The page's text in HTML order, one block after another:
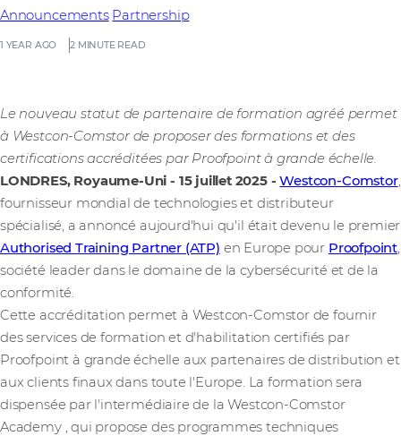
1 YEAR AGO 2 MINUTE READ
Announcements Partnership
Le nouveau statut de partenaire de formation agréé permet
à Westcon-Comstor de proposer des formations et des
certifications accréditées par Proofpoint à grande échelle.
LONDRES, Royaume-Uni - 15 juillet 2025 -Westcon-Comstor,
fournisseur mondial de technologies et distributeur
spécialisé, a annoncé aujourd'hui qu'il était devenu le premier
Authorised Training Partner (ATP) en Europe pour Proofpoint,
société leader dans le domaine de la cybersécurité et de la
conformité.
Cette accréditation permet à Westcon-Comstor de fournir
des services de formation et d'habilitation certifiés par
Proofpoint à grande échelle aux partenaires de distribution et
aux clients finaux dans toute l'Europe. La formation sera
dispensée par l'intermédiaire de la Westcon-Comstor
Academy , qui propose des programmes techniques